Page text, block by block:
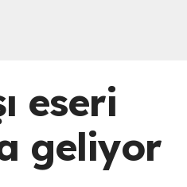
eseri
geliyor